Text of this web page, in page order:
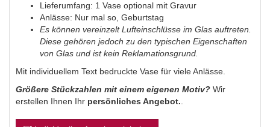
Lieferumfang: 1 Vase optional mit Gravur
Anlässe: Nur mal so, Geburtstag
Es können vereinzelt Lufteinschlüsse im Glas auftreten.
Diese gehören jedoch zu den typischen Eigenschaften
von Glas und ist kein Reklamationsgrund.
Mit individuellem Text bedruckte Vase für viele Anlässe.
Größere Stückzahlen mit einem eigenen Motiv? Wir
erstellen Ihnen Ihr persönliches Angebot.